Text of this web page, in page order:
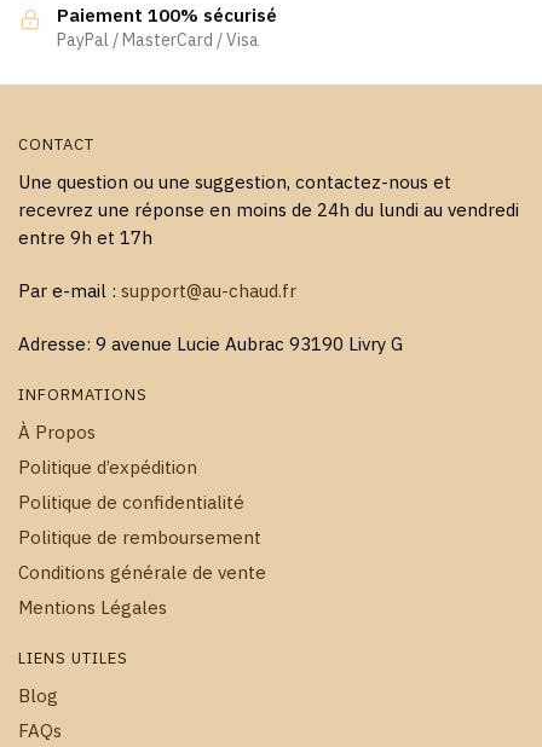
la
page
Paiement 100% sécurisé
PayPal / MasterCard / Visa
CONTACT
Une question ou une suggestion, contactez-nous et
recevrez une réponse en moins de 24h du lundi au vendredi
entre 9h et 17h
Par e-mail : support@au-chaud.fr
Adresse: 9 avenue Lucie Aubrac 93190 Livry G
INFORMATIONS
À Propos
Politique d’expédition
Politique de confidentialité
Politique de remboursement
Conditions générale de vente
Mentions Légales
LIENS UTILES
Blog
FAQs